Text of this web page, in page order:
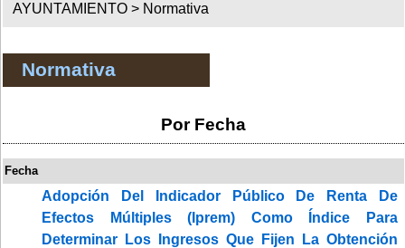
AYUNTAMIENTO > Normativa
Normativa
Por Fecha
Fecha
Adopción Del Indicador Público De Renta De
Efectos Múltiples (Iprem) Como Índice Para
Determinar Los Ingresos Que Fijen La Obtención